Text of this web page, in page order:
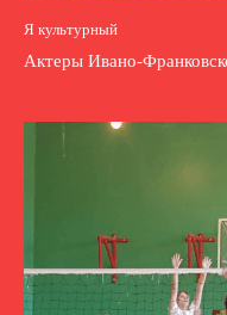
Я культурный
Актеры Ивано-